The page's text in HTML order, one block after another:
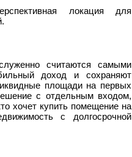
локация для
считаются самыми
доход и сохраняют
площади на первых
с отдельным входом,
хочет купить помещение на
с долгосрочной